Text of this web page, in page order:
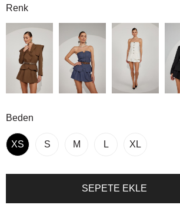
Renk
Beden
XS S M L XL